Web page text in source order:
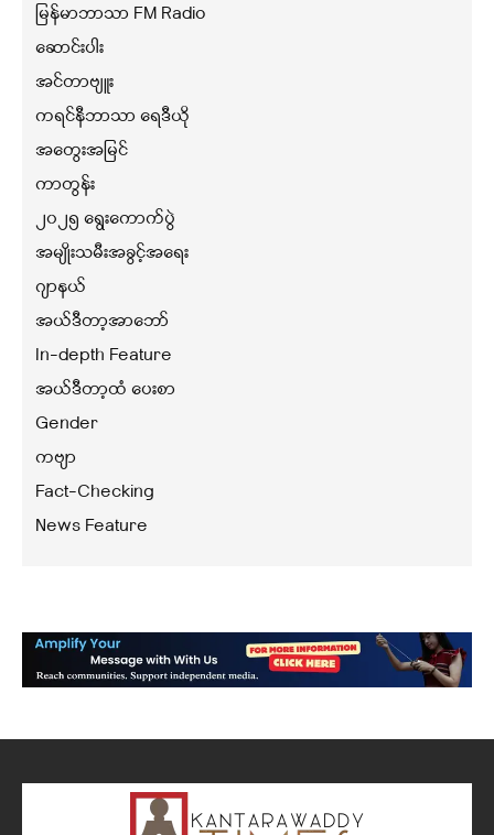
မြန်မာဘာသာ FM Radio
ဆောင်းပါး
အင်တာဗျူး
ကရင်နီဘာသာ ရေဒီယို
အတွေးအမြင်
ကာတွန်း
၂၀၂၅ ရွေးကောက်ပွဲ
အမျိုးသမီးအခွင့်အရေး
ဂျာနယ်
အယ်ဒီတာ့အာဘော်
In-depth Feature
အယ်ဒီတာ့ထံ ပေးစာ
Gender
ကဗျာ
Fact-Checking
News Feature